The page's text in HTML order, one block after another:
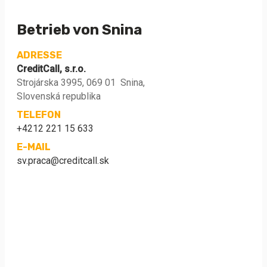
Betrieb von Snina
ADRESSE
CreditCall, s.r.o.
Strojárska 3995, 069 01 Snina,
Slovenská republika
TELEFON
+4212 221 15 633
E-MAIL
sv.praca@creditcall.sk